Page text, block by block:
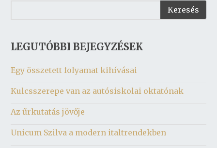
LEGUTÓBBI BEJEGYZÉSEK
Egy összetett folyamat kihívásai
Kulcsszerepe van az autósiskolai oktatónak
Az űrkutatás jövője
Unicum Szilva a modern italtrendekben